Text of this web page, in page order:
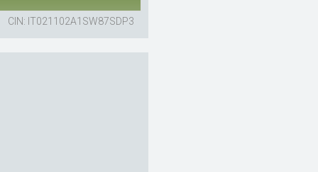
CIN: IT021102A1SW87SDP3